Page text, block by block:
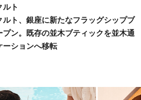
ルト
ルト、銀座に新たなフラッグシップブ
プン。既存の並木ブティックを並木通
ーションへ移転